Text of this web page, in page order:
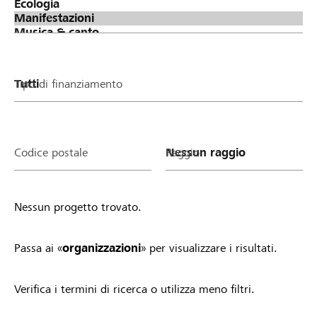
oder deinen Verein/deine Stiftung zu stimmen.
Phase 3: Verteilung Lokalbonus (Spendentopf von
ein Verein/eine Stiftung gesammelt hat, desto
startest oder ein Organisationsprofil auf
Voraussetzung: Dein Projekt ist gemeinnützig und
Stiftung ist in der Region aktiv. Zudem gelten die
allgemeinen Richtlinien von lokalhelden.ch * Unter
Organisation aktiv geschaltet wurde oder dein
Tipo di finanziamento
Codice postale Raggio
Nessun progetto trovato.
Passa ai «organizzazioni» per visualizzare i risultati.
Verifica i termini di ricerca o utilizza meno filtri.